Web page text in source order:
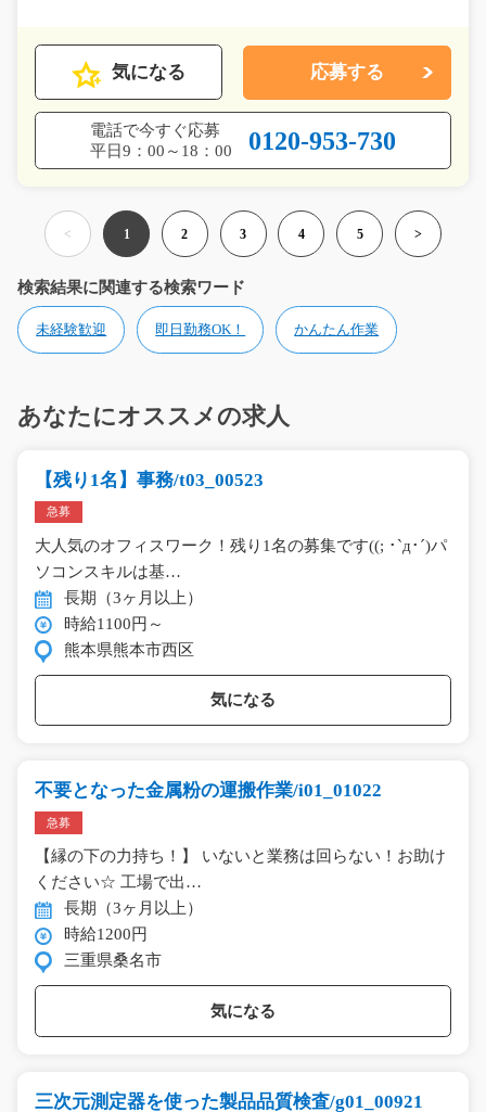
気になる 応募する
電話で今すぐ応募
平日9：00～18：00
0120-953-730
< 1 2 3 4 5 >
検索結果に関連する検索ワード
未経験歓迎 即日勤務OK！ かんたん作業
あなたにオススメの求人
【残り1名】事務/t03_00523
急募
大人気のオフィスワーク！残り1名の募集です((; ･`д･´)パ
ソコンスキルは基…
長期（3ヶ月以上）
時給1100円～
熊本県熊本市西区
気になる
不要となった金属粉の運搬作業/i01_01022
急募
【縁の下の力持ち！】 いないと業務は回らない！お助け
ください☆ 工場で出…
長期（3ヶ月以上）
時給1200円
三重県桑名市
気になる
三次元測定器を使った製品品質検査/g01_00921